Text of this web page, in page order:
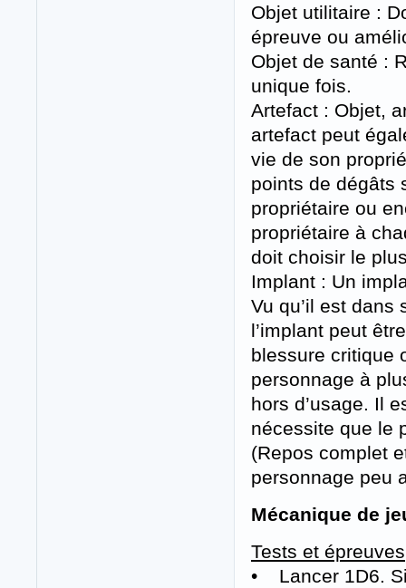
Objet utilitaire :
épreuve ou
Objet de santé :
unique fois.
Artefact : Objet,
artefact peut
vie de son
points de dégâts
propriétaire ou
propriétaire à
doit choisir le
Implant : Un
Vu qu’il est dans
l’implant peut
blessure critique
personnage à
hors d’usage. Il
nécessite que le
(Repos complet
personnage peu
Mécanique de
Tests et épreuves
• Lancer 1D6.